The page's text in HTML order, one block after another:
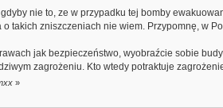
nie to, ze w przypadku tej bomby
takich zniszczeniach nie wiem. Przypomnę, w
jak bezpieczeństwo, wyobraźcie sobie
zagrożeniu. Kto wtedy potraktuje
»